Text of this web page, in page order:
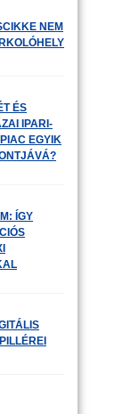
NEM
ÉS
IPARI-
EGYIK
ÍGY